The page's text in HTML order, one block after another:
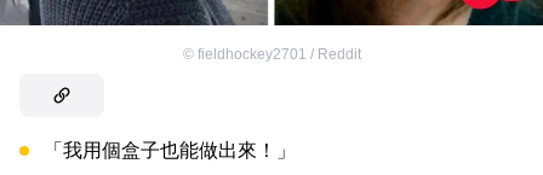
© fieldhockey2701 / Reddit
「我用個盒子也能做出來！」